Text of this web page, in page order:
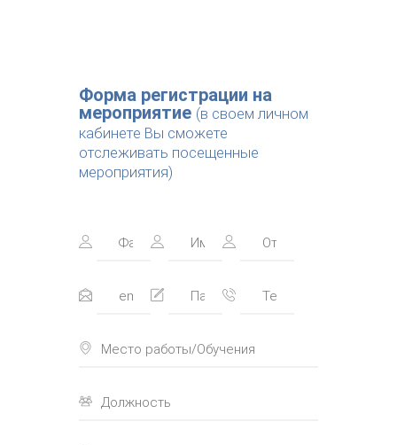
Форма регистрации на
мероприятие (в своем личном
кабинете Вы сможете
отслеживать посещенные
мероприятия)